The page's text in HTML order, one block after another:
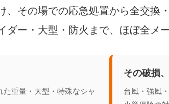
、その場での応急処置から全交換
ー・大型・防火まで、ほぼ全メ
重量・大型・特殊なシャ
その破損、
台風・強風